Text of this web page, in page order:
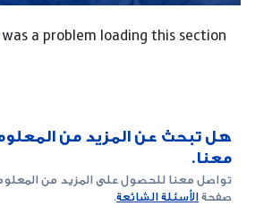
a problem loading this section.
هل تبحث عن المزيد من
معنا.
تواصل معنا للحصول على المزيد من
صفحةالأسئلة الشائعة.